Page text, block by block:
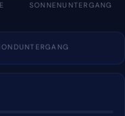
SONNENUNTERGANG